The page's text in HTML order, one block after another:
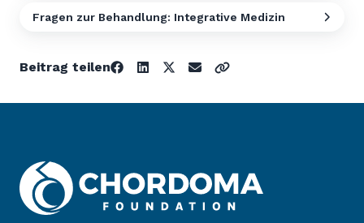
Fragen zur Behandlung: Integrative Medizin
Beitrag teilen